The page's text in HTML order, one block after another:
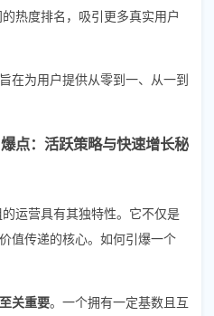
热度排名，吸引更多真实用户
旨在为用户提供从零到一、从一到
点：活跃策略与快速增长秘
运营具有其独特性。它不仅是
值传递的核心。如何引爆一个
关重要。一个拥有一定基数且互